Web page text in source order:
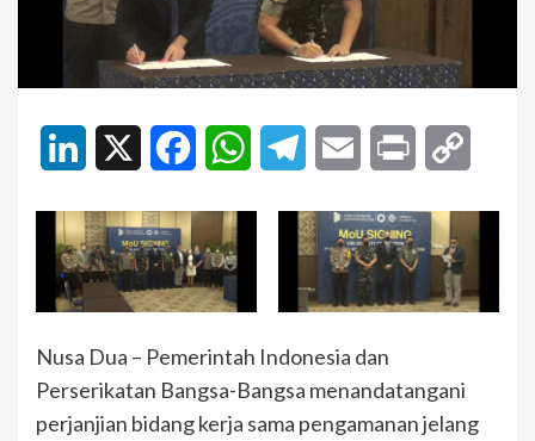
LinkedIn FacebookWhatsAppTelegramEmail Print
Nusa Dua – Pemerintah Indonesia dan
Perserikatan Bangsa-Bangsa menandatangani
perjanjian bidang kerja sama pengamanan jelang